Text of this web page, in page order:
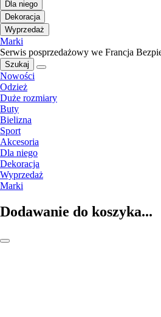
Dla niego
Dekoracja
Wyprzedaż
Marki
Serwis posprzedażowy we Francja
Szukaj
Nowości
Odzież
Duże rozmiary
Buty
Bielizna
Sport
Akcesoria
Dla niego
Dekoracja
Wyprzedaż
Marki
Dodawanie do koszyka...